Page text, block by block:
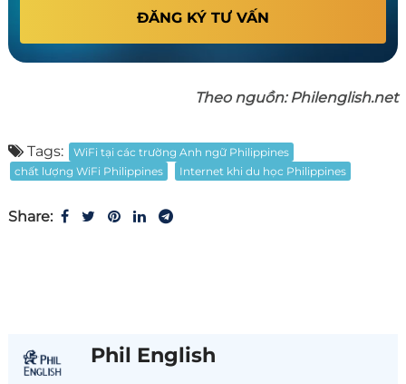
ĐĂNG KÝ TƯ VẤN
Theo nguồn: Philenglish.net
Tags:
WiFi tại các trường Anh ngữ Philippines
chất lượng WiFi Philippines
Internet khi du học Philippines
Share:
Phil English